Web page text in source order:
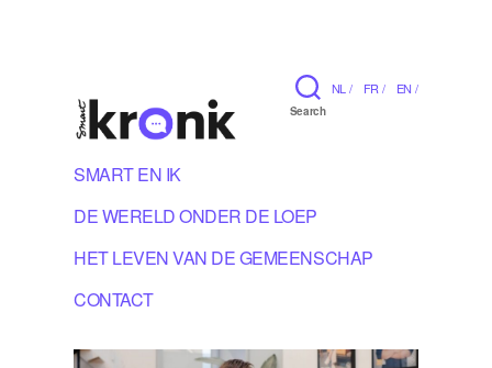
NL / FR / EN /
Search
SMART EN IK
DE WERELD ONDER DE LOEP
HET LEVEN VAN DE GEMEENSCHAP
CONTACT